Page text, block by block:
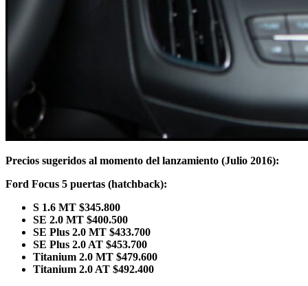
Precios sugeridos al momento del lanzamiento (Julio 2016):
Ford Focus 5 puertas (hatchback):
S 1.6 MT $345.800
SE 2.0 MT $400.500
SE Plus 2.0 MT $433.700
SE Plus 2.0 AT $453.700
Titanium 2.0 MT $479.600
Titanium 2.0 AT $492.400